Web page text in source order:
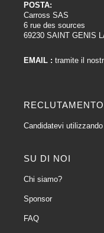
POSTA:
Carross SAS
6 rue des sources
69230 SAINT GENIS
EMAIL : tramite il
RECLUTAMENTO
Candidatevi
SU DI NOI
Chi siamo?
Sponsor
FAQ